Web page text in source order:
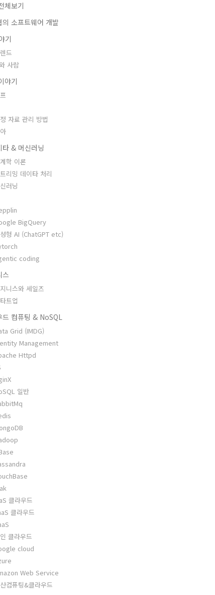
체보기
의 소프트웨어 개발
기
드
사람
야기
자료 관리 방법
타 & 머신러닝
학 이론
리밍 데이타 처리
러닝
BigQuery
형 AI (ChatGPT etc)
coding
스
니스와 세일즈
트업
드 컴퓨팅 & NoSQL
Grid (IMDG)
Management
Httpd
일반
클라우드
클라우드
클라우드
cloud
Web Service
컴퓨팅&클라우드